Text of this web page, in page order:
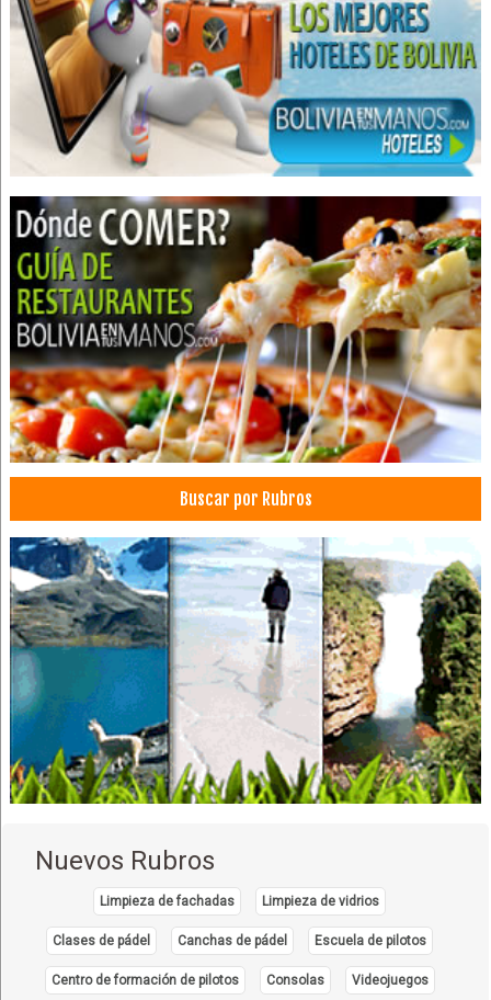
Buscar por Rubros
Nuevos Rubros
Limpieza de fachadas Limpieza de vidrios
Clases de pádel Canchas de pádel Escuela de pilotos
Centro de formación de pilotos Consolas Videojuegos